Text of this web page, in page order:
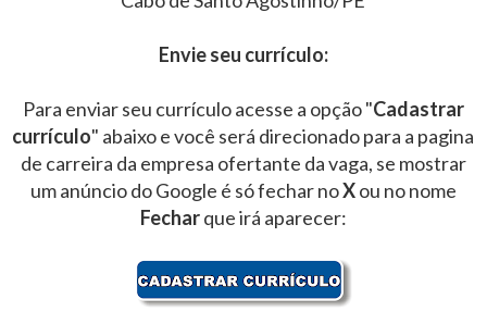
Envie seu currículo:
Para enviar seu currículo acesse a opção "Cadastrar
currículo" abaixo e você será direcionado para a pagina
de carreira da empresa ofertante da vaga, se mostrar
um anúncio do Google é só fechar noXou no nome
Fecharque irá aparecer: